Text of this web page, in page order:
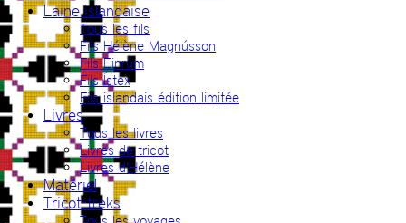
Laine islandaise
Tous les fils
Fils Hélène Magnússon
Fils Einrúm
Fils Ístex
Fils islandais édition limitée
Livres
Tous les livres
Livres de tricot
Livres d’Hélène
Matériel
Tricot-treks